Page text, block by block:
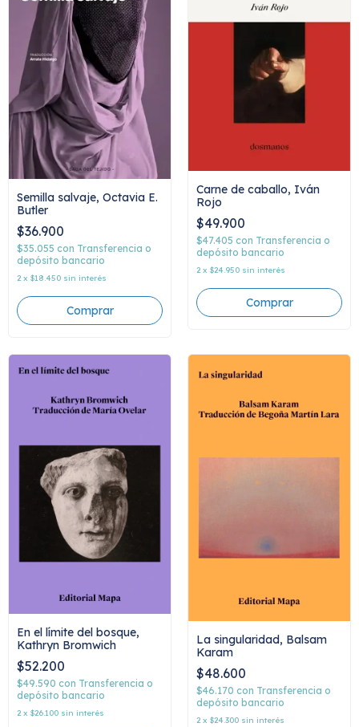
Semilla salvaje, Octavia E.
Butler
$36.900
$35.055 con Transferencia o
depósito bancario
2 x $18.450 sin interés
Carne de caballo, Iván
Rojo
$49.900
$47.405 con Transferencia o
depósito bancario
2 x $24.950 sin interés
En el límite del bosque,
Kathryn Bromwich
$52.200
$49.590 con Transferencia o
depósito bancario
2 x $26.100 sin interés
La singularidad, Balsam
Karam
$48.600
$46.170 con Transferencia o
depósito bancario
2 x $24.300 sin interés